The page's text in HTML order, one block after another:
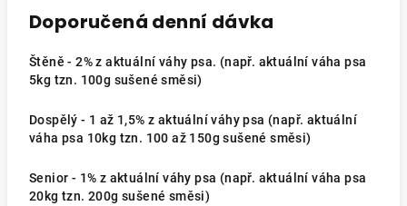
Doporučená denní dávka
Štěně - 2% z aktuální váhy psa. (např. aktuální váha psa
5kg tzn. 100g sušené směsi)
Dospělý - 1 až 1,5% z aktuální váhy psa (např. aktuální
váha psa 10kg tzn. 100 až 150g sušené směsi)
Senior - 1% z aktuální váhy psa (např. aktuální váha psa
20kg tzn. 200g sušené směsi)